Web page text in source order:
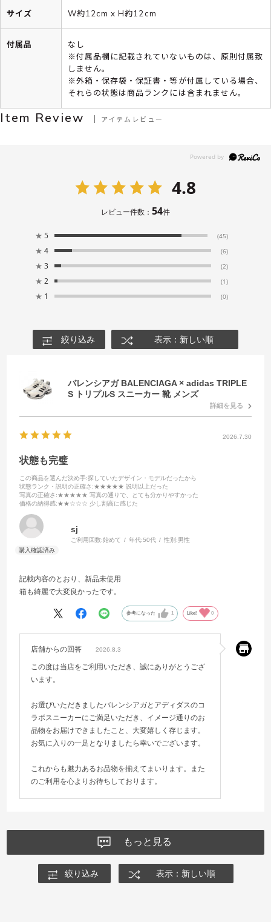
サイズ W約12cm x H約12cm
付属品
なし
※付属品欄に記載されていないものは、原則付属致
しません。
※外箱・保存袋・保証書・等が付属している場合、
それらの状態は商品ランクには含まれません。
Item Review アイテムレビュー
4.8
レビュー件数： 54件
★ 5 (45)
★ 4 (6)
★ 3 (2)
★ 2 (1)
★ 1 (0)
絞り込み 表示：新しい順
バレンシアガ BALENCIAGA × adidas TRIPLE
S トリプルS スニーカー 靴 メンズ
詳細を見る
2026.7.30
状態も完璧
この商品を選んだ決め手:探していたデザイン・モデルだったから
状態ランク・説明の正確さ :★★★★★ 説明以上だった
写真の正確さ :★★★★★ 写真の通りで、とても分かりやすかった
価格の納得感:★★☆☆☆ 少し割高に感じた
sj
ご利用回数:始めて 年代:50代 性別:男性
記載内容のとおり、新品未使用
箱も綺麗で大変良かったです。
参考になった 1 Like! 0
店舗からの回答 2026.8.3
この度は当店をご利用いただき、誠にありがとうござ
います。
お選びいただきましたバレンシアガとアディダスのコ
ラボスニーカーにご満足いただき、イメージ通りのお
品物をお届けできましたこと、大変嬉しく存じます。
お気に入りの一足となりましたら幸いでございます。
これからも魅力あるお品物を揃えてまいります。また
のご利用を心よりお待ちしております。
もっと見る
絞り込み 表示：新しい順